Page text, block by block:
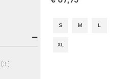
S M L
XL
3items